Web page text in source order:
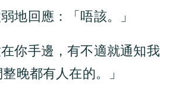
地回應：「唔該。」
在你手邊，有不適就通知我
晚都有人在的。」